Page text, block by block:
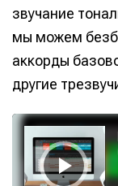
звучание
мы можем
аккорды
другие
А